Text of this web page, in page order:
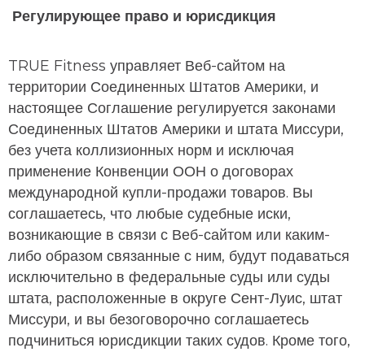
Регулирующее право и юрисдикция
TRUE Fitness управляет Веб-сайтом на
территории Соединенных Штатов Америки, и
настоящее Соглашение регулируется законами
Соединенных Штатов Америки и штата Миссури,
без учета коллизионных норм и исключая
применение Конвенции ООН о договорах
международной купли-продажи товаров. Вы
соглашаетесь, что любые судебные иски,
возникающие в связи с Веб-сайтом или каким-
либо образом связанные с ним, будут подаваться
исключительно в федеральные суды или суды
штата, расположенные в округе Сент-Луис, штат
Миссури, и вы безоговорочно соглашаетесь
подчиниться юрисдикции таких судов. Кроме того,